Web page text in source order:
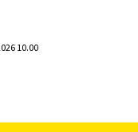
10.00